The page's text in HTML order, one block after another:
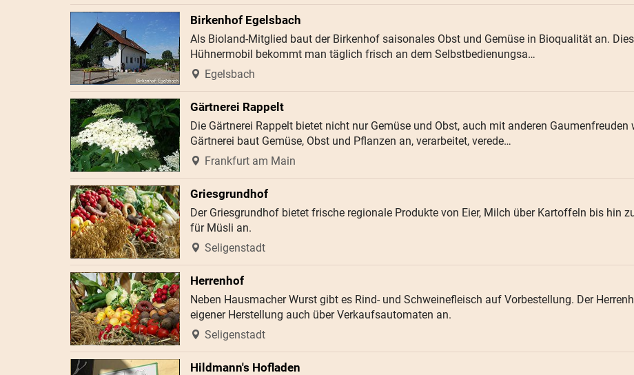
Birkenhof Egelsbach
Als Bioland-Mitglied baut der Birkenhof saisonales Obst und Gemüse in Bioqualität an.
Hühnermobil bekommt man täglich frisch an dem Selbstbedienungsa…
Egelsbach
Gärtnerei Rappelt
Die Gärtnerei Rappelt bietet nicht nur Gemüse und Obst, auch mit anderen
Gärtnerei baut Gemüse, Obst und Pflanzen an, verarbeitet, verede…
Frankfurt am Main
Griesgrundhof
Der Griesgrundhof bietet frische regionale Produkte von Eier, Milch über Kartoffeln bis hin
für Müsli an.
Seligenstadt
Herrenhof
Neben Hausmacher Wurst gibt es Rind- und Schweinefleisch auf Vorbestellung. Der
eigener Herstellung auch über Verkaufsautomaten an.
Seligenstadt
Hildmann's Hofladen